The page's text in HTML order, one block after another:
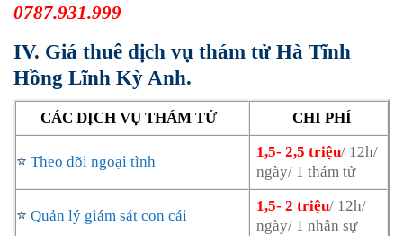
0787.931.999
IV. Giá thuê dịch vụ thám tử Hà Tĩnh
Hồng Lĩnh Kỳ Anh.
CÁC DỊCH VỤ THÁM TỬ CHI PHÍ
⭐ Theo dõi ngoại tình
1,5- 2,5 triệu/ 12h/
ngày/ 1 thám tử
⭐ Quản lý giám sát con cái
1,5- 2 triệu/ 12h/
ngày/ 1 nhân sự